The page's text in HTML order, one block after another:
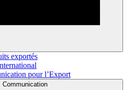
exportés
pour l’Export
Communication